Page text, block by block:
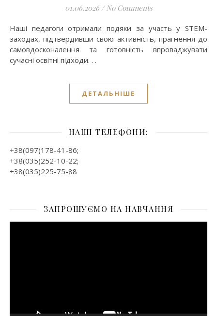
01.06.2026 / No Comments
Наші педагоги отримали подяки за участь у STEM-
заходах, підтвердивши свою активність, прагнення до
самовдосконалення та готовність впроваджувати
сучасні освітні підходи. . .
ДЕТАЛЬНІШЕ
НАШІ ТЕЛЕФОНИ:
+38(097)178-41-86;
+38(035)252-10-22;
+38(035)225-75-88
ЗАПРОШУЄМО НА НАВЧАННЯ